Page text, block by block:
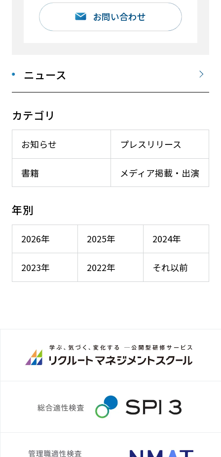
ニュース
カテゴリ
お知らせ プレスリリース
メディア掲載・出演
書籍
年別
2026年 2025年 2024年
2023年 2022年 それ以前
お問い合わせ